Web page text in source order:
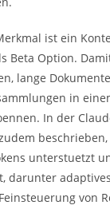
ist ein
Beta Option.
lange
in
In der
beschrieben,
unterstuetzt
darunter
von